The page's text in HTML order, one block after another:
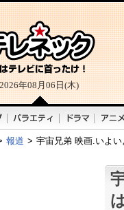
年08月06日(木)
報道 > 宇宙兄弟 映画.いよ